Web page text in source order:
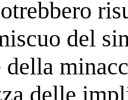
del
delle